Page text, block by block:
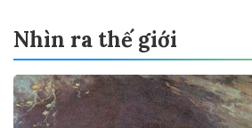
Nhìn ra thế giới